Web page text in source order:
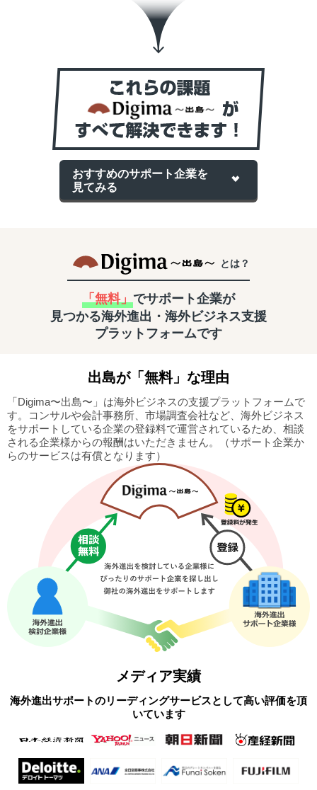
おすすめのサポート企業を
見てみる
とは？
「無料」 でサポート企業が
見つかる海外進出・海外ビジネス支援
プラットフォームです
出島が「無料」な理由
「Digima〜出島〜」は海外ビジネスの支援プラットフォームで
す。
コンサルや会計事務所、市場調査会社など、海外ビジネス
をサポートしている企業の登録料で運営されているため、相談
される企業様からの報酬はいただきません。
（サポート企業か
らのサービスは有償となります）
メディア実績
海外進出サポートのリーディングサービスとして高い評価を頂
いています